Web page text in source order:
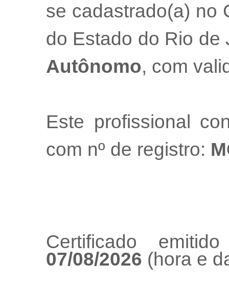
se cadastrado(a) no
do Estado do Rio
Autônomo, com
Este profissional
com nº de registro:
Certificado
07/08/2026 (hora e